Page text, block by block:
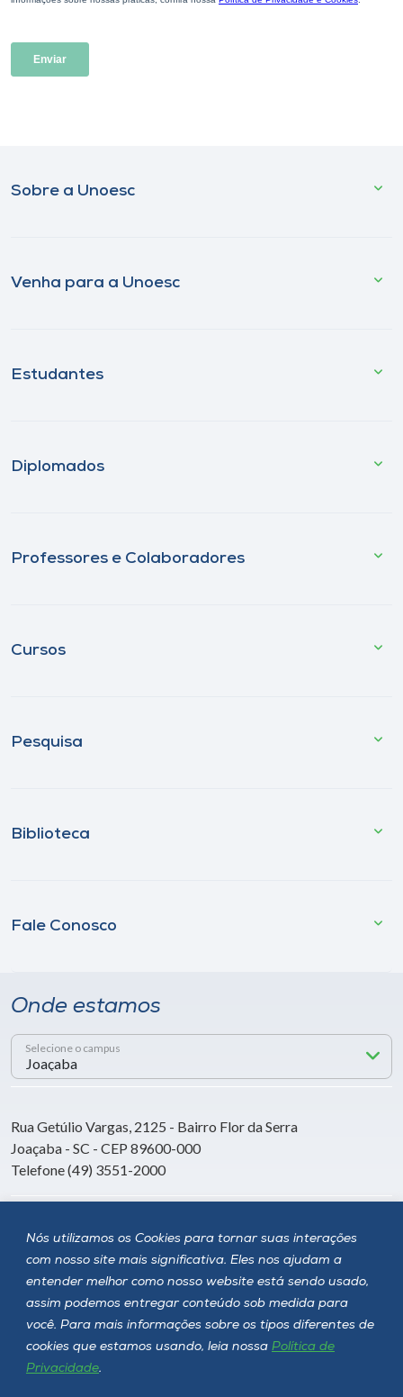
Nós utilizamos os Cookies para tornar suas interações
com nosso site mais significativa. Eles nos ajudam a
entender melhor como nosso website está sendo usado,
assim podemos entregar conteúdo sob medida para
você. Para mais informações sobre os tipos diferentes de
cookies que estamos usando, leia nossa Política de
Privacidade.
Sobre a Unoesc
Venha para a Unoesc
Estudantes
Diplomados
Professores e Colaboradores
Cursos
Pesquisa
Biblioteca
Fale Conosco
Onde estamos
Selecione o campus
Rua Getúlio Vargas, 2125 - Bairro Flor da Serra
Joaçaba - SC - CEP 89600-000
Telefone (49) 3551-2000
Siga a Unoesc